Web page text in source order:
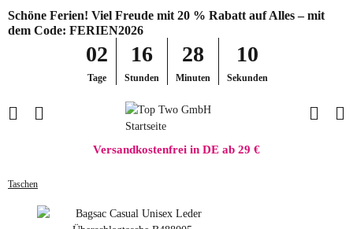
Schöne Ferien! Viel Freude mit 20 % Rabatt auf Alles – mit
dem Code: FERIEN2026
02
Tage
16
Stunden
28
Minuten
10
Sekunden
Versandkostenfrei in DE ab 29 €
Taschen